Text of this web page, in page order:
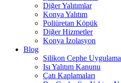
Diğer Yalıtımlar
Konya Yalıtım
Poliüretan Köpük
Diğer Hizmetler
Konya İzolasyon
Blog
Silikon Cephe
Isı Yalıtım Kanunu
Çatı Kaplamaları